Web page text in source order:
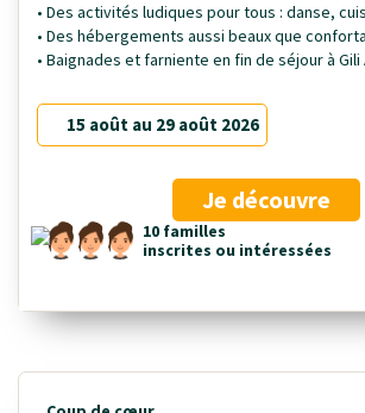
• Des activités ludiques pour tous : danse,
• Des hébergements aussi beaux que
• Baignades et farniente en fin de séjour à Gili
15 août au 29 août 2026
Je découvre
10 familles
inscrites ou intéressées